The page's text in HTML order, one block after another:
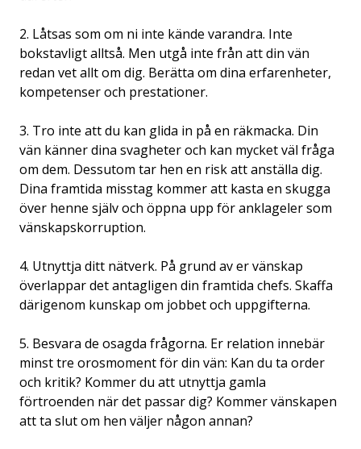
2. Låtsas som om ni inte kände varandra. Inte
bokstavligt alltså. Men utgå inte från att din vän
redan vet allt om dig. Berätta om dina erfarenheter,
kompetenser och prestationer.
3. Tro inte att du kan glida in på en räkmacka. Din
vän känner dina svagheter och kan mycket väl fråga
om dem. Dessutom tar hen en risk att anställa dig.
Dina framtida misstag kommer att kasta en skugga
över henne själv och öppna upp för anklageler som
vänskapskorruption.
4. Utnyttja ditt nätverk. På grund av er vänskap
överlappar det antagligen din framtida chefs. Skaffa
därigenom kunskap om jobbet och uppgifterna.
5. Besvara de osagda frågorna. Er relation innebär
minst tre orosmoment för din vän: Kan du ta order
och kritik? Kommer du att utnyttja gamla
förtroenden när det passar dig? Kommer vänskapen
att ta slut om hen väljer någon annan?